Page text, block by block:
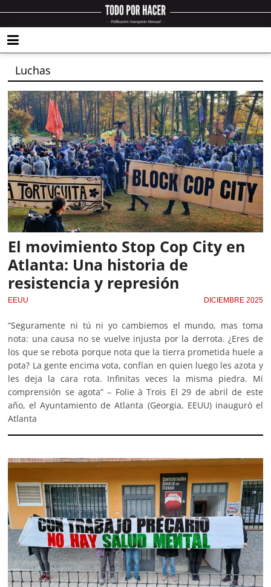
Luchas
El movimiento Stop Cop City en
Atlanta: Una historia de
resistencia y represión
EEUU DICIEMBRE 2025
“Seguramente ni tú ni yo cambiemos el mundo, mas toma
nota: una causa no se vuelve injusta por la derrota. ¿Eres de
los que se rebota porque nota que la tierra prometida huele a
pota? La gente encima vota, confían en quien luego les azota y
les deja la cara rota. Infinitas veces la misma piedra. Mi
comprensión se agota” – Folie à Trois El 29 de abril de este
año, el Ayuntamiento de Atlanta (Georgia, EEUU) inauguró el
Atlanta